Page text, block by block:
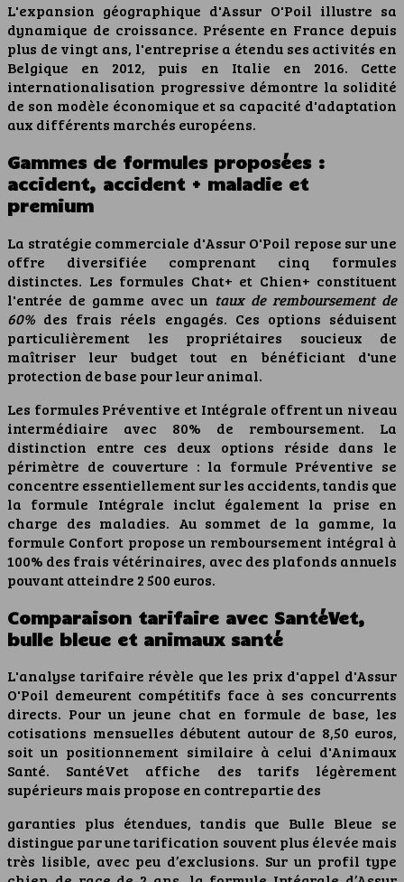
L'expansion géographique d'Assur O'Poil illustre sa
dynamique de croissance. Présente en France depuis
plus de vingt ans, l'entreprise a étendu ses activités en
Belgique en 2012, puis en Italie en 2016. Cette
internationalisation progressive démontre la solidité
de son modèle économique et sa capacité d'adaptation
aux différents marchés européens.
Gammes de formules proposées :
accident, accident + maladie et
premium
La stratégie commerciale d'Assur O'Poil repose sur une
offre diversifiée comprenant cinq formules
distinctes. Les formules Chat+ et Chien+ constituent
l'entrée de gamme avec un taux de remboursement de
60% des frais réels engagés. Ces options séduisent
particulièrement les propriétaires soucieux de
maîtriser leur budget tout en bénéficiant d'une
protection de base pour leur animal.
Les formules Préventive et Intégrale offrent un niveau
intermédiaire avec 80% de remboursement. La
distinction entre ces deux options réside dans le
périmètre de couverture : la formule Préventive se
concentre essentiellement sur les accidents, tandis que
la formule Intégrale inclut également la prise en
charge des maladies. Au sommet de la gamme, la
formule Confort propose un remboursement intégral à
100% des frais vétérinaires, avec des plafonds annuels
pouvant atteindre 2 500 euros.
Comparaison tarifaire avec SantéVet,
bulle bleue et animaux santé
L'analyse tarifaire révèle que les prix d'appel d'Assur
O'Poil demeurent compétitifs face à ses concurrents
directs. Pour un jeune chat en formule de base, les
cotisations mensuelles débutent autour de 8,50 euros,
soit un positionnement similaire à celui d'Animaux
Santé. SantéVet affiche des tarifs légèrement
supérieurs mais propose en contrepartie des
garanties plus étendues, tandis que Bulle Bleue se
distingue par une tarification souvent plus élevée mais
très lisible, avec peu d’exclusions. Sur un profil type